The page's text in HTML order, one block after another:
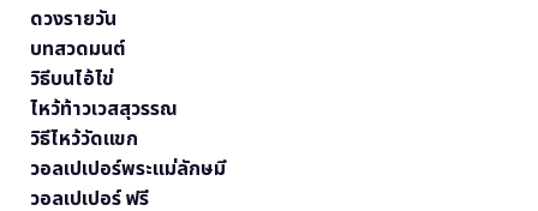
ดวงรายวัน
บทสวดมนต์
วิธีบนไอ้ไข่
ไหว้ท้าวเวสสุวรรณ
วิธีไหว้วัดแขก
วอลเปเปอร์พระแม่ลักษมี
วอลเปเปอร์ ฟรี